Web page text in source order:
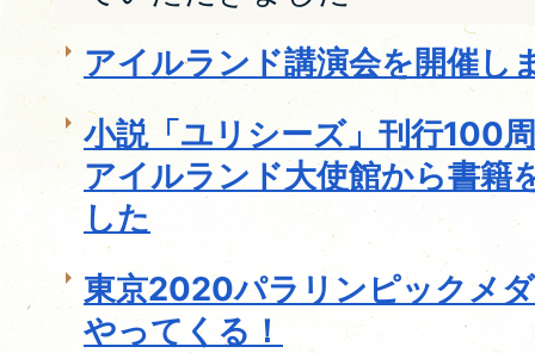
アイルランド講演会を開催し
小説「ユリシーズ」刊行100
アイルランド大使館から書籍
した
東京2020パラリンピックメ
やってくる！